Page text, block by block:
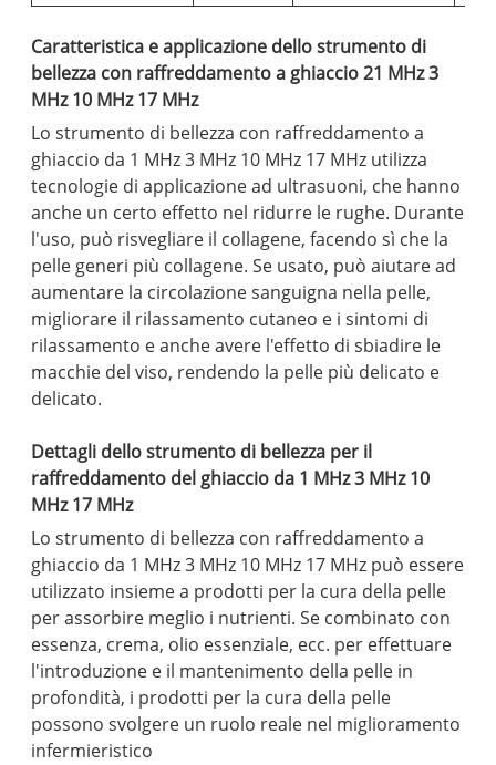
Caratteristica e applicazione dello strumento di
bellezza con raffreddamento a ghiaccio 21 MHz 3
MHz 10 MHz 17 MHz
Lo strumento di bellezza con raffreddamento a
ghiaccio da 1 MHz 3 MHz 10 MHz 17 MHz utilizza
tecnologie di applicazione ad ultrasuoni, che hanno
anche un certo effetto nel ridurre le rughe. Durante
l'uso, può risvegliare il collagene, facendo sì che la
pelle generi più collagene. Se usato, può aiutare ad
aumentare la circolazione sanguigna nella pelle,
migliorare il rilassamento cutaneo e i sintomi di
rilassamento e anche avere l'effetto di sbiadire le
macchie del viso, rendendo la pelle più delicato e
delicato.
Dettagli dello strumento di bellezza per il
raffreddamento del ghiaccio da 1 MHz 3 MHz 10
MHz 17 MHz
Lo strumento di bellezza con raffreddamento a
ghiaccio da 1 MHz 3 MHz 10 MHz 17 MHz può essere
utilizzato insieme a prodotti per la cura della pelle
per assorbire meglio i nutrienti. Se combinato con
essenza, crema, olio essenziale, ecc. per effettuare
l'introduzione e il mantenimento della pelle in
profondità, i prodotti per la cura della pelle
possono svolgere un ruolo reale nel miglioramento
infermieristico